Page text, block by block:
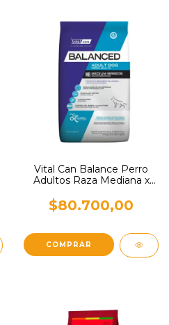
Vital Can Balance Perro
Adultos Raza Mediana x
$80.700,00